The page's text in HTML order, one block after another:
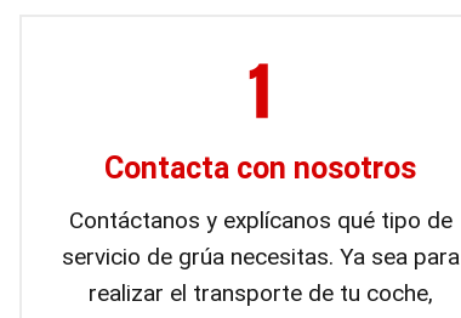
Contacta con nosotros
Contáctanos y explícanos qué tipo de
servicio de grúa necesitas. Ya sea para
realizar el transporte de tu coche,